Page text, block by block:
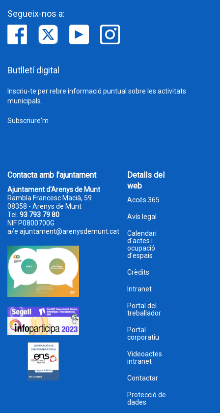
Segueix-nos a:
Butlletí digital
Inscriu-te per rebre informació puntual sobre les activitats
municipals.
Subscriure'm
Contacta amb l'ajuntament
Ajuntament d'Arenys de Munt
Rambla Francesc Macià, 59
08358 - Arenys de Munt
Tel. 93 793 79 80
NIF P0800700G
a/e ajuntament@arenysdemunt.cat
Detalls del
web
Accés 365
Avís legal
Calendari
d'actes i
ocupació
d'espais
Crèdits
Intranet
Portal del
treballador
Portal
corporatiu
Videoactes
intranet
Contactar
Protecció de
dades